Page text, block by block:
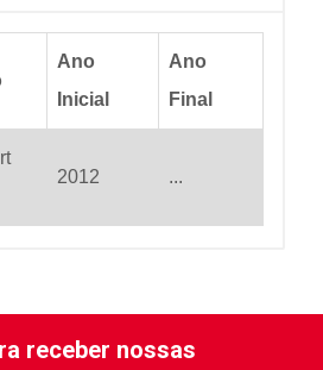
Ano
Inicial
Ano
Final
2012 ...
receber nossas